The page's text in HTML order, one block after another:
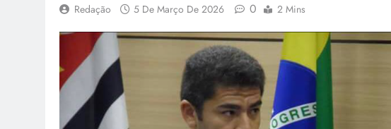
Redação 5 De Março De 2026 0 2 Mins
Caramelim faz pudim
pra deixar seu almoço,
PUBLICIDADE
Nutrição e Movimento: cuidado
infantil